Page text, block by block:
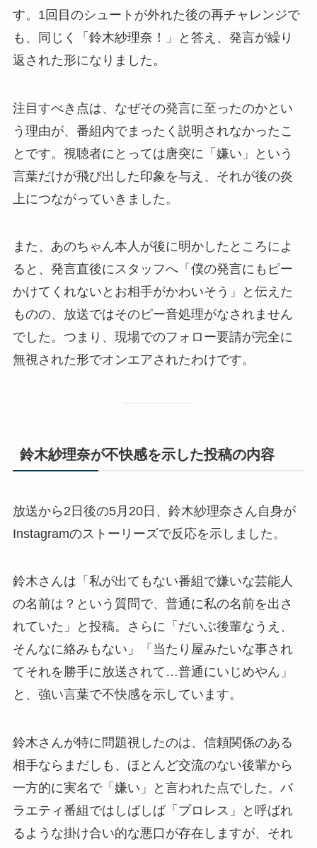
す。1回目のシュートが外れた後の再チャレンジで
も、同じく「鈴木紗理奈！」と答え、発言が繰り
返された形になりました。
注目すべき点は、なぜその発言に至ったのかとい
う理由が、番組内でまったく説明されなかったこ
とです。視聴者にとっては唐突に「嫌い」という
言葉だけが飛び出した印象を与え、それが後の炎
上につながっていきました。
また、あのちゃん本人が後に明かしたところによ
ると、発言直後にスタッフへ「僕の発言にもピー
かけてくれないとお相手がかわいそう」と伝えた
ものの、放送ではそのピー音処理がなされません
でした。つまり、現場でのフォロー要請が完全に
無視された形でオンエアされたわけです。
鈴木紗理奈が不快感を示した投稿の内容
放送から2日後の5月20日、鈴木紗理奈さん自身が
Instagramのストーリーズで反応を示しました。
鈴木さんは「私が出てもない番組で嫌いな芸能人
の名前は？という質問で、普通に私の名前を出さ
れていた」と投稿。さらに「だいぶ後輩なうえ、
そんなに絡みもない」「当たり屋みたいな事され
てそれを勝手に放送されて…普通にいじめやん」
と、強い言葉で不快感を示しています。
鈴木さんが特に問題視したのは、信頼関係のある
相手ならまだしも、ほとんど交流のない後輩から
一方的に実名で「嫌い」と言われた点でした。バ
ラエティ番組ではしばしば「プロレス」と呼ばれ
るような掛け合い的な悪口が存在しますが、それ